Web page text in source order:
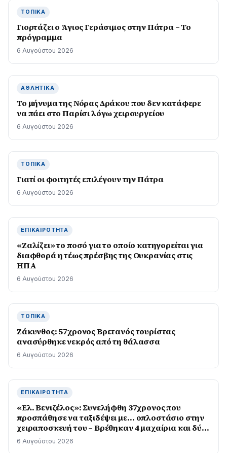
ΤΟΠΙΚΆ
Γιορτάζει ο Άγιος Γεράσιμος στην Πάτρα – Το
πρόγραμμα
6 Αυγούστου 2026
ΑΘΛΗΤΙΚΆ
Το μήνυμα της Νόρας Δράκου που δεν κατάφερε
να πάει στο Παρίσι λόγω χειρουργείου
6 Αυγούστου 2026
ΤΟΠΙΚΆ
Γιατί οι φοιτητές επιλέγουν την Πάτρα
6 Αυγούστου 2026
ΕΠΙΚΑΙΡΌΤΗΤΑ
«Ζαλίζει» το ποσό για το οποίο κατηγορείται για
διαφθορά η τέως πρέσβης της Ουκρανίας στις
ΗΠΑ
6 Αυγούστου 2026
ΤΟΠΙΚΆ
Ζάκυνθος: 57χρονος Βρετανός τουρίστας
ανασύρθηκε νεκρός από τη θάλασσα
6 Αυγούστου 2026
ΕΠΙΚΑΙΡΌΤΗΤΑ
«Ελ. Βενιζέλος»: Συνελήφθη 37χρονος που
προσπάθησε να ταξιδέψει με… οπλοστάσιο στην
χειραποσκευή του – Βρέθηκαν 4 μαχαίρια και δύο
ψαλίδια κλαδέματος
6 Αυγούστου 2026